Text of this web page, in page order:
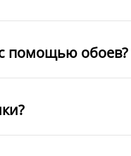
помощью обоев?